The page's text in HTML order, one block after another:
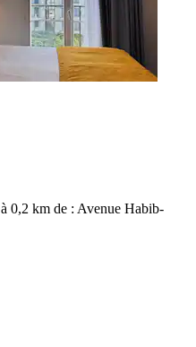
0,2 km de : Avenue Habib-